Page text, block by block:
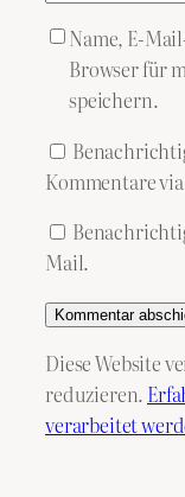
Name, E-
Browser für
speichern.
Kommentare
Mail.
Diese Website
reduzieren.
verarbeitet